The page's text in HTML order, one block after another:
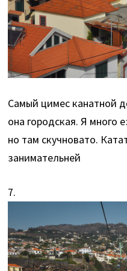
Самый цимес канатной
онa городскaя. Я много
но там скучновато.
занимательней
7.